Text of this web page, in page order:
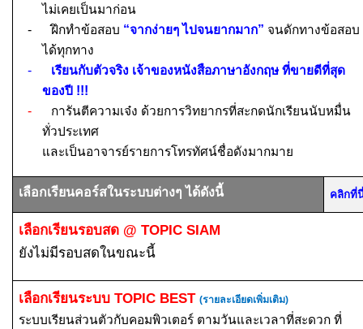
ไม่เคยเป็นมาก่อน
-
ฝึกทำข้อสอบ “จากง่ายๆ ไปจนยากมาก” จนดักทางข้อสอบ
ได้ทุกทาง
-
เรียนกับตัวจริง เจ้าของหนังสือภาษาอังกฤษ ที่ขายดีที่สุด
ของปี !!!
-
การันตีความเจ๋ง ด้วยการวิทยากรที่สะกดนักเรียนนับหมื่น
ทั่วประเทศ
และเป็นอาจารย์รายการโทรทัศน์ชื่อดังมากมาย
เลือกเรียนคอร์สในระบบต่างๆ ได้ดังนี้ คลิกที่
เลือกเรียนรอบสด @ TOPIC SIAM
ยังไม่มีรอบสดในขณะนี้
เลือกเรียนระบบTOPIC BEST (รายละเอียดเพิ่มเติม)
ระบบเรียนส่วนตัวกับคอมพิวเตอร์ ตามวันและเวลาที่สะดวก ที่